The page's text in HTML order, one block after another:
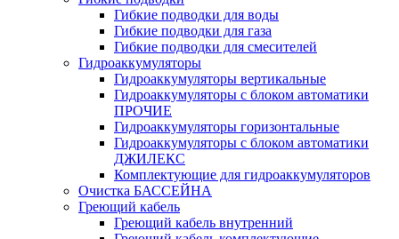
Гибкие подводки для воды
Гибкие подводки для газа
Гибкие подводки для смесителей
Гидроаккумуляторы
Гидроаккумуляторы вертикальные
Гидроаккумуляторы с блоком автоматики
ПРОЧИЕ
Гидроаккумуляторы горизонтальные
Гидроаккумуляторы с блоком автоматики
ДЖИЛЕКС
Комплектующие для гидроаккумуляторов
Очистка БАССЕЙНА
Греющий кабель
Греющий кабель внутренний